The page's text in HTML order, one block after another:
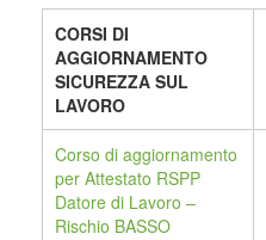
CORSI DI
AGGIORNAMENTO
SICUREZZA SUL
LAVORO
Corso di aggiornamento
per Attestato RSPP
Datore di Lavoro –
Rischio BASSO